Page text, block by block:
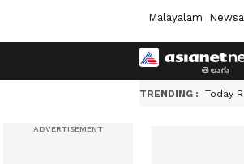
Malayalam
TRENDING : Today